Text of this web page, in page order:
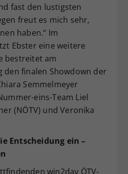
fast den lustigsten
freut es mich sehr,
haben.“ Im
Ebster eine weitere
bestreitet am
den finalen Showdown der
Semmelmeyer
eins-Team Liel
(NÖTV) und Veronika
Entscheidung ein –
win2day ÖTV-